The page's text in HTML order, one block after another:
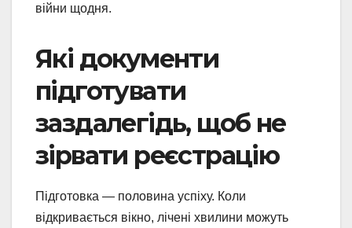
війни щодня.
Які документи
підготувати
заздалегідь, щоб не
зірвати реєстрацію
Підготовка — половина успіху. Коли
відкривається вікно, лічені хвилини можуть